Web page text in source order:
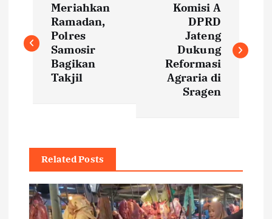
o
s
a
v
Meriahkan
Ramadan,
Polres
Samosir
Bagikan
Takjil
Komisi A
DPRD
Jateng
Dukung
Reformasi
Agraria di
Sragen
Related Posts